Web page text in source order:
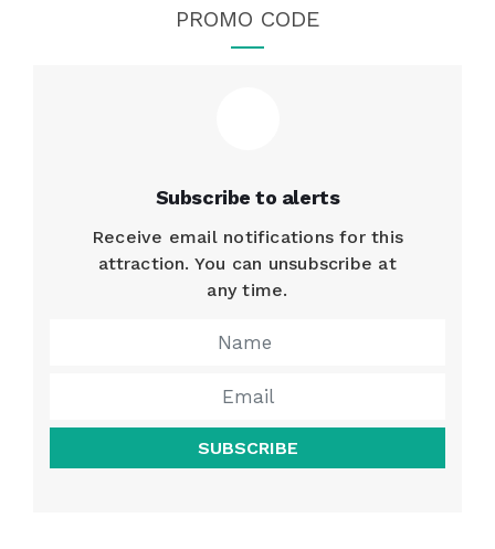
PROMO CODE
Subscribe to alerts
Receive email notifications for this
attraction. You can unsubscribe at
any time.
SUBSCRIBE